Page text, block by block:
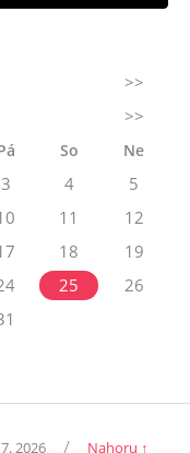
>>
>>
So Ne
3 4
5
11
12
18
19
25
26
2026 / Nahoru ↑